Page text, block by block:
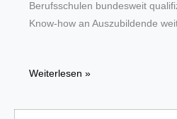
Berufsschulen bundesweit
Know-how an Auszubildende
Dachdeckerverband
Solargründächer
Weiterlesen »